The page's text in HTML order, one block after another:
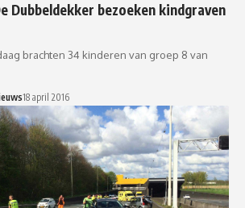
Dubbeldekker bezoeken kindgraven
brachten 34 kinderen van groep 8 van
18 april 2016